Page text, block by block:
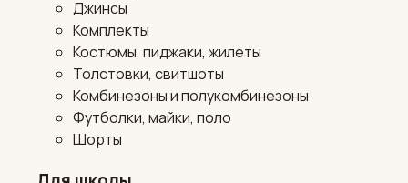
Джинсы
Комплекты
Костюмы, пиджаки, жилеты
Толстовки, свитшоты
Комбинезоны и полукомбинезоны
Футболки, майки, поло
Шорты